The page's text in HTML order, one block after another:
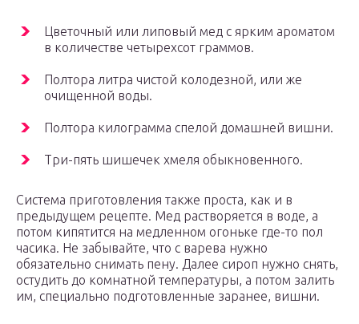
Цветочный или липовый мед с ярким ароматом
в количестве четырехсот граммов.
Полтора литра чистой колодезной, или же
очищенной воды.
Полтора килограмма спелой домашней вишни.
Три-пять шишечек хмеля обыкновенного.
Система приготовления также проста, как и в
предыдущем рецепте. Мед растворяется в воде, а
потом кипятится на медленном огоньке где-то пол
часика. Не забывайте, что с варева нужно
обязательно снимать пену. Далее сироп нужно снять,
остудить до комнатной температуры, а потом залить
им, специально подготовленные заранее, вишни.